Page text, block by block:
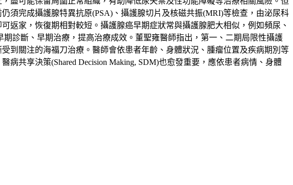
須完成攝護腺特異抗原(PSA)、攝護腺切片及核磁共振(MRI)等檢查，由泌尿科
返家，恢復期相對較短。攝護腺癌早期症狀常與攝護腺肥大相似，例如頻尿、
診斷、早期治療，提高治療成效。董聖雍醫師指出，第一、二期局限性攝護
到關注的海福刀治療。醫師會依患者年齡、身體狀況、腫瘤位置及疾病期別等
共享決策(Shared Decision Making, SDM)也愈發重要，應依患者病情、身體